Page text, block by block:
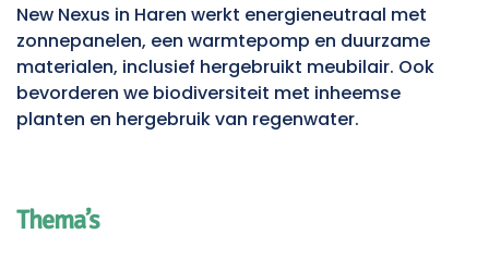
New Nexus in Haren werkt energieneutraal met
zonnepanelen, een warmtepomp en duurzame
materialen, inclusief hergebruikt meubilair. Ook
bevorderen we biodiversiteit met inheemse
planten en hergebruik van regenwater.
Thema’s